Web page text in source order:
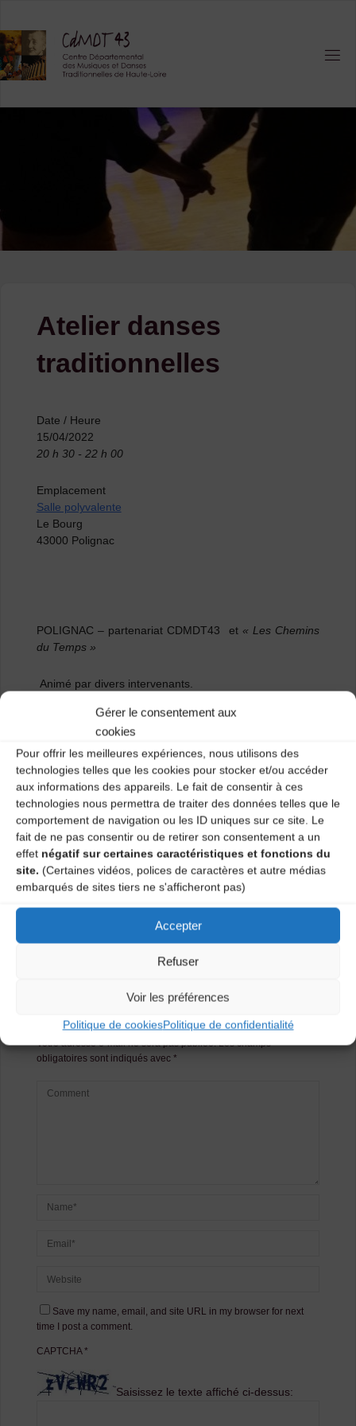
Gérer le consentement aux
cookies
Pour offrir les meilleures expériences, nous utilisons des
technologies telles que les cookies pour stocker et/ou accéder
aux informations des appareils. Le fait de consentir à ces
technologies nous permettra de traiter des données telles que le
comportement de navigation ou les ID uniques sur ce site. Le
fait de ne pas consentir ou de retirer son consentement a un
effet négatif sur certaines caractéristiques et fonctions du
site. (Certaines vidéos, polices de caractères et autre médias
embarqués de sites tiers ne s'afficheront pas)
Accepter
Refuser
Voir les préférences
Politique de cookiesPolitique de confidentialité
content
Atelier danses
traditionnelles
Date / Heure
15/04/2022
20 h 30 - 22 h 00
Emplacement
Salle polyvalente
Le Bourg
43000 Polignac
POLIGNAC – partenariat CDMDT43 et« Les Chemins
du Temps »
Animé par divers intervenants.
Salle polyvalente – 1 vendredi sur 2 de 20H30 à 22H.
Renseignements CDMDT43 :04 71 02 92 53
Catégories
Atelier danses traditionnelles
Atelier danses traditionnelles
Laisser un
commentaire
Votre adresse e-mail ne sera pas publiée. Les champs
obligatoires sont indiqués avec *
Save my name, email, and site URL in my browser for next
time I post a comment.
CAPTCHA*
Saisissez le texte affiché ci-dessus: